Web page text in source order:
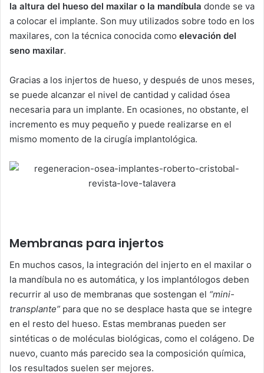
la altura del hueso del maxilar o la mandíbula donde se va
a colocar el implante. Son muy utilizados sobre todo en los
maxilares, con la técnica conocida como elevación del
seno maxilar.
Gracias a los injertos de hueso, y después de unos meses,
se puede alcanzar el nivel de cantidad y calidad ósea
necesaria para un implante. En ocasiones, no obstante, el
incremento es muy pequeño y puede realizarse en el
mismo momento de la cirugía implantológica.
Membranas para injertos
En muchos casos, la integración del injerto en el maxilar o
la mandíbula no es automática, y los implantólogos deben
recurrir al uso de membranas que sostengan el “mini-
transplante” para que no se desplace hasta que se integre
en el resto del hueso. Estas membranas pueden ser
sintéticas o de moléculas biológicas, como el colágeno. De
nuevo, cuanto más parecido sea la composición química,
los resultados suelen ser mejores.